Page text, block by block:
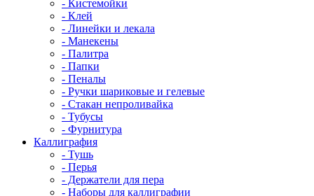
- Кистемойки
- Клей
- Линейки и лекала
- Манекены
- Палитра
- Папки
- Пеналы
- Ручки шариковые и гелевые
- Стакан непроливайка
- Тубусы
- Фурнитура
Каллиграфия
- Тушь
- Перья
- Держатели для пера
- Наборы для каллиграфии